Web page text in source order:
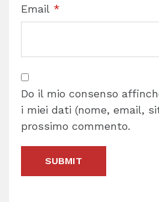
Email *
Do il mio consenso
i miei dati (nome, email,
prossimo commento.